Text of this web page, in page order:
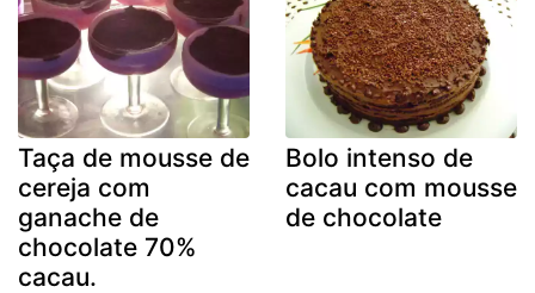
Taça de mousse de
cereja com
ganache de
chocolate 70%
cacau.
Bolo intenso de
cacau com mousse
de chocolate